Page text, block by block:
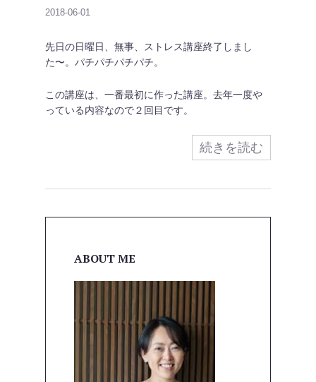
2018-06-01
先日の日曜日、無事、ストレス講座終了しまし
た〜。パチパチパチパチ。
この講座は、一番最初に作った講座。去年一度や
っている内容なので２回目です。
続きを読む
ABOUT ME